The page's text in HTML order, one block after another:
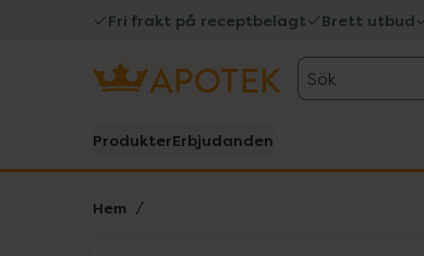
Fri frakt på receptbelagt Brett utbud
Sök
ProdukterErbjudanden
Hem